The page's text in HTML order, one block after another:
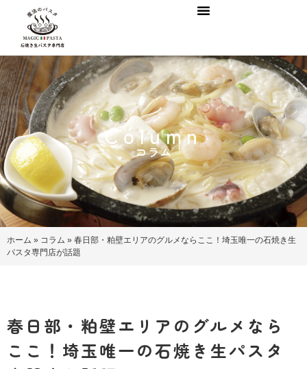
Column
コラム
ホーム » コラム » 春日部・粕壁エリアのグルメならここ！埼玉唯一の石焼き生
パスタ専門店が話題
春日部・粕壁エリアのグルメなら
ここ！埼玉唯一の石焼き生パスタ